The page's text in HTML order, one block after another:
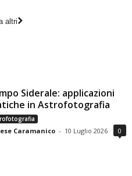
altri
Siderale: applicazioni
in Astrofotografia
Caramanico - 10 Luglio 2026 0